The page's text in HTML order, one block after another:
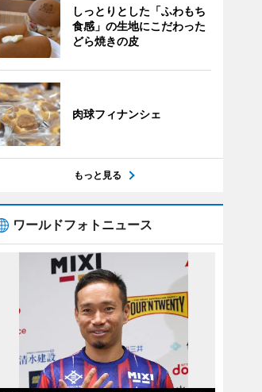
しっとりとした「ふわもち
食感」の生地にこだわった
どら焼きの皮
肉球フィナンシェ
もっと見る
ワールドフォトニュース